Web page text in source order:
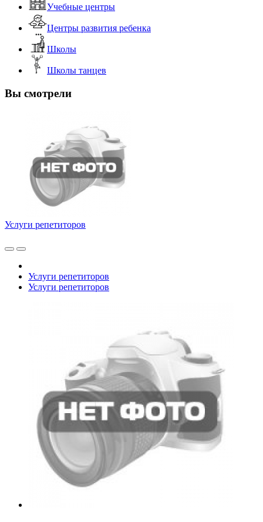
Учебные центры
Центры развития ребенка
Школы
Школы танцев
Вы смотрели
Услуги репетиторов
Услуги репетиторов
Услуги репетиторов